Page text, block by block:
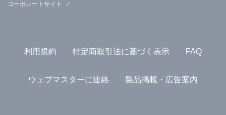
コーポレートサイト
利用規約 特定商取引法に基づく表示 FAQ
ウェブマスターに連絡 製品掲載・広告案内